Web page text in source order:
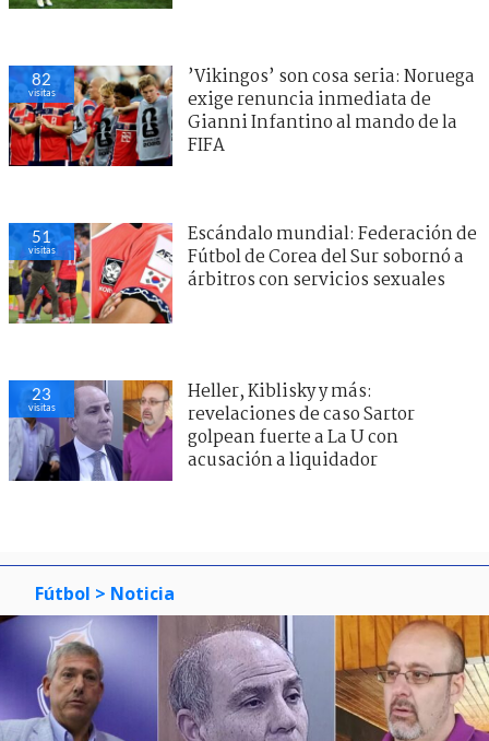
82
visitas
’Vikingos’ son cosa seria: Noruega
exige renuncia inmediata de
Gianni Infantino al mando de la
FIFA
51
visitas
Escándalo mundial: Federación de
Fútbol de Corea del Sur sobornó a
árbitros con servicios sexuales
23
visitas
Heller, Kiblisky y más:
revelaciones de caso Sartor
golpean fuerte a La U con
acusación a liquidador
Fútbol > Noticia